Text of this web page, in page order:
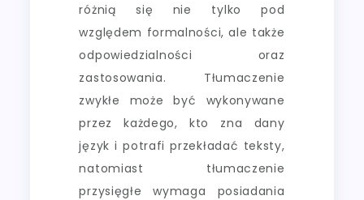
różnią się nie tylko pod
względem formalności, ale także
odpowiedzialności oraz
zastosowania. Tłumaczenie
zwykłe może być wykonywane
przez każdego, kto zna dany
język i potrafi przekładać teksty,
natomiast tłumaczenie
przysięgłe wymaga posiadania